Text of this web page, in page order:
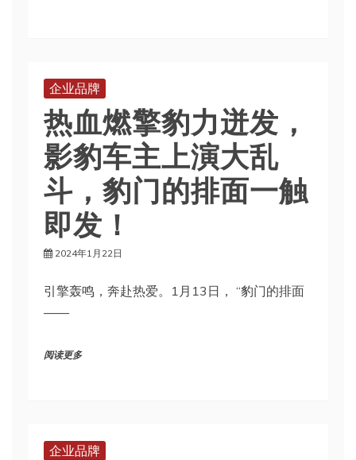
企业品牌
热血燃擎豹力迸发，
影豹车主上演大乱
斗，豹门的排面一触
即发！
2024年1月22日
引擎轰鸣，奔赴热爱。1月13日， “豹门的排面
——
阅读更多
企业品牌